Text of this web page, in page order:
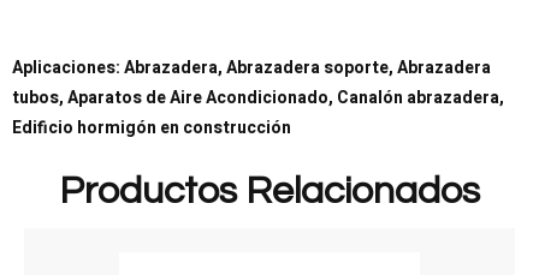
Aplicaciones: Abrazadera, Abrazadera soporte, Abrazadera
tubos, Aparatos de Aire Acondicionado, Canalón abrazadera,
Edificio hormigón en construcción
Productos Relacionados